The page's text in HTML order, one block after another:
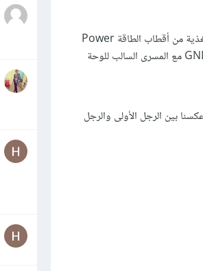
صل أقطاب التغذية دائمًا بلوحة التجارب أولًا، فسوف تساعدك هذه الخطوة كثيرًا في أي مشروع، ويمكنك الحصول على التغذية من أقطاب الطاقة Power
، صل القطب 5v مع المسرى الموجب للوحة التجارب والقطب GND مع المسرى السالب للوحة
بين الرجل الأولى والرجل